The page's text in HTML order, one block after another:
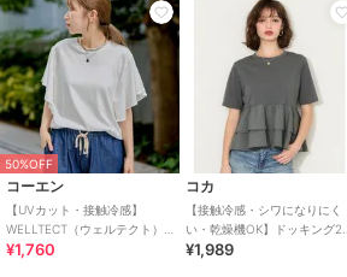
50%OFF
コーエン
【UVカット・接触冷感】
WELLTECT（ウェルテクト）
USAコットン フレアスリーブ
¥1,760
コカ
【接触冷感・シワになりにく
い・乾燥機OK】ドッキング2
段フリルTシャツ 全2色
¥1,989